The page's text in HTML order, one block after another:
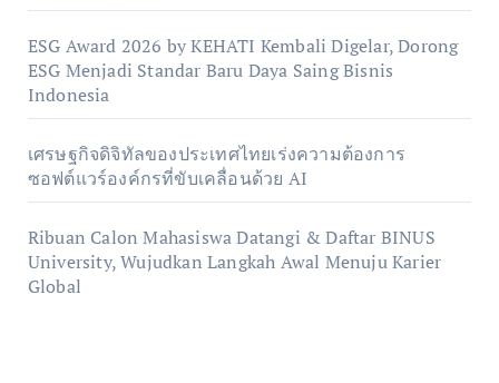
ESG Award 2026 by KEHATI Kembali Digelar, Dorong
ESG Menjadi Standar Baru Daya Saing Bisnis
Indonesia
เศรษฐกิจดิจิทัลของประเทศไทยเร่งความต้องการ
ซอฟต์แวร์องค์กรที่ขับเคลื่อนด้วย AI
Ribuan Calon Mahasiswa Datangi & Daftar BINUS
University, Wujudkan Langkah Awal Menuju Karier
Global